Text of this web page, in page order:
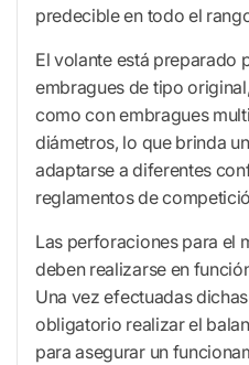
predecible en todo el
El volante está preparado
embragues de tipo
como con embragues
diámetros, lo que brinda
adaptarse a diferentes
reglamentos de
Las perforaciones para el
deben realizarse en
Una vez efectuadas
obligatorio realizar el
para asegurar un